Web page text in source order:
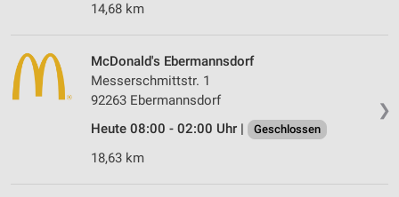
14,68 km
❯
McDonald's Ebermannsdorf
Messerschmittstr. 1
92263 Ebermannsdorf
Heute 08:00 - 02:00 Uhr |
Geschlossen
18,63 km